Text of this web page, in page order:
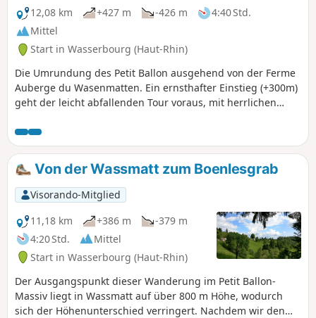
12,08 km
+427 m -426 m
4:40 Std.
Mittel
Start in Wasserbourg (Haut-Rhin)
Die Umrundung des Petit Ballon ausgehend von der Ferme
Auberge du Wasenmatten. Ein ernsthafter Einstieg (+300m)
geht der leicht abfallenden Tour voraus, mit herrlichen
Schwarzwald, Jura und für die Glücklichen auch die Alpen.
Von der Wassmatt zum Boenlesgrab
Visorando-Mitglied
11,18 km
+386 m
-379 m
4:20 Std.
Mittel
Start in Wasserbourg (Haut-Rhin)
Der Ausgangspunkt dieser Wanderung im Petit Ballon-
Massiv liegt in Wassmatt auf über 800 m Höhe, wodurch
sich der Höhenunterschied verringert. Nachdem wir den